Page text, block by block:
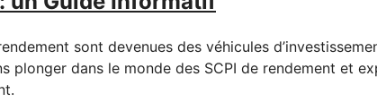
sont devenues des véhicules
dans le monde des SCPI de rendement et